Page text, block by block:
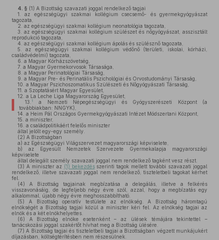
4. § (1) A Bizottság szavazati joggal rendelkező tagjai
1.
az egészségügyi szakmai kollégium csecsemő- és gyermekgyógyászat
tagozata,
2. az egészségügyi szakmai kollégium neonatológia tagozata,
3.
az egészségügyi szakmai kollégium szülészet és nőgyógyászat, asszisztált
reprodukció tagozata,
4. az egészségügyi szakmai kollégium ápolás és szülésznő tagozata,
5.
az egészségügyi szakmai kollégium védőnő (területi, iskolai, kórházi,
családvédelmi) tagozata,
6. a Magyar Kórházszövetség,
7. a Magyar Gyermekorvosok Társasága,
8. a Magyar Perinatológiai Társaság,
9. a Magyar Pre- és Perinatális Pszichológiai és Orvostudományi Társaság,
10. a Magyar Pszichoszomatikus Szülészeti és Nőgyógyászati Társaság,
11. a Szoptatásért Magyar Egyesület,
12. a La Leche Liga Magyarország Egyesület,
13. 1
a Nemzeti Népegészségügyi és Gyógyszerészeti Központ (a
továbbiakban: NNGYK),
14. a Heim Pál Országos Gyermekgyógyászati Intézet Módszertani Központ,
15. a miniszter,
16. a családpolitikáért felelős miniszter
által jelölt egy-egy személy.
(2) A Bizottságban
a) az Egészségügyi Világszervezet magyarországi képviselete,
b) az Egyesült Nemzetek Szervezete Gyermekalapja magyarországi
képviselete
által delegált személy szavazati joggal nem rendelkező tagként vesz részt.
(3) A miniszter az (1) bekezdésszerinti tagok mellett további szavazati joggal
rendelkező, illetve szavazati joggal nem rendelkező, tiszteletbeli tagokat kérhet
fel.
(4) A Bizottság tagjainak megbízatása a delegálás, illetve a felkérés
visszavonásáig, de legfeljebb négy évre szól, azzal, hogy a megbízatás egy
alkalommal, újabb négy évre meghosszabbítható.
(5) A Bizottság operatív testülete az elnökség. A Bizottság háromtagú
elnökségét a Bizottság tagjai közül a miniszter kéri fel. Az elnökség tagjai az
elnök és a két elnökhelyettes.
(6) A Bizottság elnöke esetenként – az ülések témájára tekintettel –
tanácskozási joggal szakértőt hívhat meg a Bizottság ülésére.
(7) A Bizottság tagjai és tiszteletbeli tagjai a Bizottságban végzett munkájukért
díjazásban, költségtérítésben nem részesülnek.